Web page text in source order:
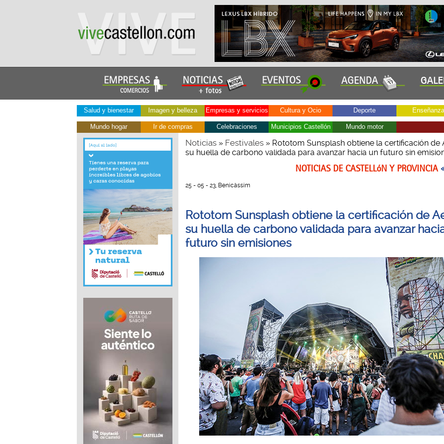
Salud y bienestar Imagen y belleza Empresas y servicios Cultura y Ocio Deporte Enseñanza
Mundo hogar Ir de compras Celebraciones Municipios Castellón Mundo motor
Noticias» Festivales» Rototom Sunsplash obtiene la certificación de
su huella de carbono validada para avanzar hacia un futuro sin
NOTICIAS DE CASTELLóN Y PROVINCIA
25 - 05 - 23, Benicàssim
Rototom Sunsplash obtiene la certificación de
su huella de carbono validada para avanzar
futuro sin emisiones